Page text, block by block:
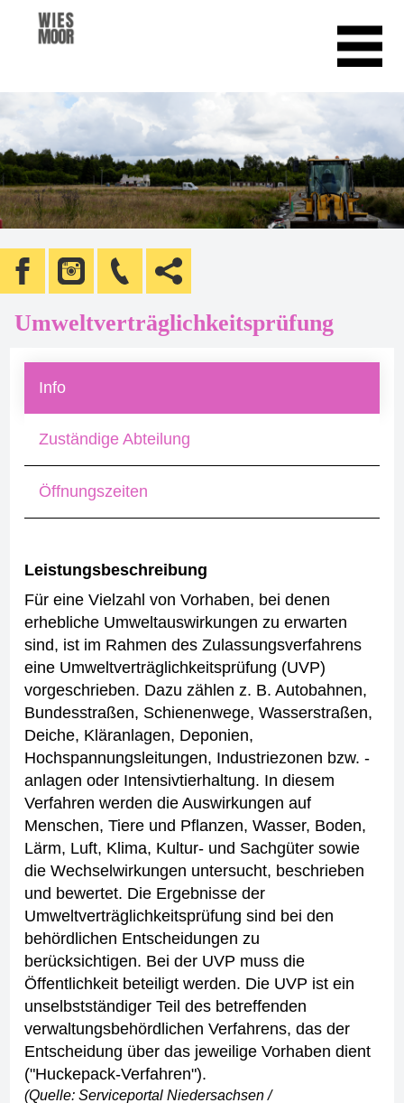
Umweltverträglichkeitsprüfung
Info
Zuständige Abteilung
Öffnungszeiten
Leistungsbeschreibung
Für eine Vielzahl von Vorhaben, bei denen
erhebliche Umweltauswirkungen zu erwarten
sind, ist im Rahmen des Zulassungsverfahrens
eine Umweltverträglichkeitsprüfung (UVP)
vorgeschrieben. Dazu zählen z. B. Autobahnen,
Bundesstraßen, Schienenwege, Wasserstraßen,
Deiche, Kläranlagen, Deponien,
Hochspannungsleitungen, Industriezonen bzw. -
anlagen oder Intensivtierhaltung. In diesem
Verfahren werden die Auswirkungen auf
Menschen, Tiere und Pflanzen, Wasser, Boden,
Lärm, Luft, Klima, Kultur- und Sachgüter sowie
die Wechselwirkungen untersucht, beschrieben
und bewertet. Die Ergebnisse der
Umweltverträglichkeitsprüfung sind bei den
behördlichen Entscheidungen zu
berücksichtigen. Bei der UVP muss die
Öffentlichkeit beteiligt werden. Die UVP ist ein
unselbstständiger Teil des betreffenden
verwaltungsbehördlichen Verfahrens, das der
Entscheidung über das jeweilige Vorhaben dient
("Huckepack-Verfahren").
(Quelle: Serviceportal Niedersachsen /